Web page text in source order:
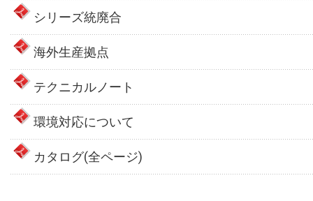
シリーズ統廃合
海外生産拠点
テクニカルノート
環境対応について
カタログ(全ページ)